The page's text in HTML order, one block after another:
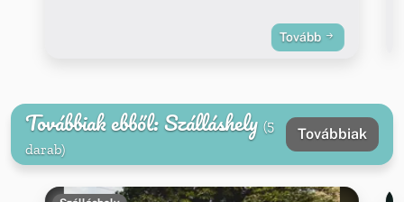
Tovább
Továbbiak ebből: Szálláshely (5
darab)
Továbbiak